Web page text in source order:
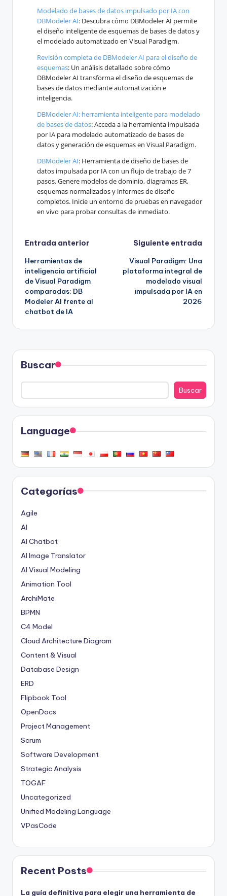
Modelado de bases de datos impulsado por IA con
DBModeler AI: Descubra cómo DBModeler AI permite
el diseño inteligente de esquemas de bases de datos y
el modelado automatizado en Visual Paradigm.
Revisión completa de DBModeler AI para el diseño de
esquemas: Un análisis detallado sobre cómo
DBModeler AI transforma el diseño de esquemas de
bases de datos mediante automatización e
inteligencia.
DBModeler AI: herramienta inteligente para modelado
de bases de datos: Acceda a la herramienta impulsada
por IA para modelado automatizado de bases de
datos y generación de esquemas en Visual Paradigm.
DBModeler AI: Herramienta de diseño de bases de
datos impulsada por IA con un flujo de trabajo de 7
pasos. Genere modelos de dominio, diagramas ER,
esquemas normalizados y informes de diseño
completos. Inicie un entorno de pruebas en navegador
en vivo para probar consultas de inmediato.
Navegación
de
entradas
Entrada anterior
Herramientas de
inteligencia artificial
de Visual Paradigm
comparadas: DB
Modeler AI frente al
chatbot de IA
Siguiente entrada
Visual Paradigm: Una
plataforma integral de
modelado visual
impulsada por IA en
2026
Buscar
Buscar
Language
Categorías
Agile
AI
AI Chatbot
AI Image Translator
AI Visual Modeling
Animation Tool
ArchiMate
BPMN
C4 Model
Cloud Architecture Diagram
Content & Visual
Database Design
ERD
Flipbook Tool
OpenDocs
Project Management
Scrum
Software Development
Strategic Analysis
TOGAF
Uncategorized
Unified Modeling Language
VPasCode
Recent Posts
La guía definitiva para elegir una herramienta de